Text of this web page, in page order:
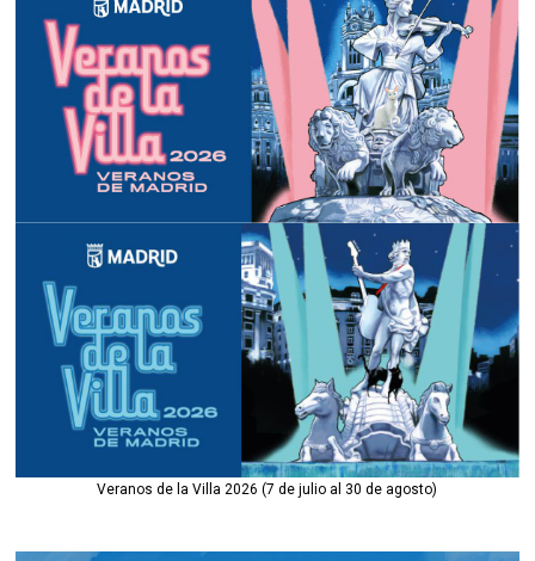
Veranos de la Villa 2026 (7 de julio al 30 de agosto)